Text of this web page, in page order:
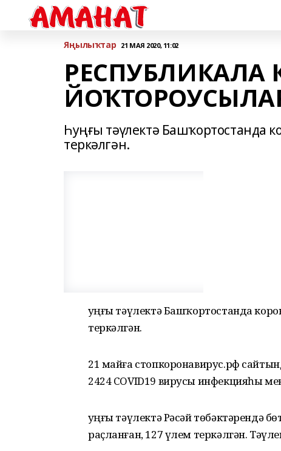
Яңылыҡтар 21 МАЯ 2020, 11:02
РЕСПУБЛИКАЛА
Һуңғы тәүлектә Башҡортостанда
теркәлгән.
Һуңғы тәүлектә Башҡортостанда
теркәлгән.
21 майға стопкоронавирус.рф
2424 COVID19 вирусы инфекцияһы
Һуңғы тәүлектә Рәсәй төбәктәрендә
раҫланған, 127 үлем теркәлгән.